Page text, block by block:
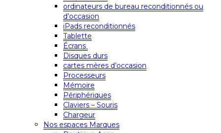
ordinateurs de bureau reconditionnés ou
d’occasion
iPads reconditionnés
Tablette
Écrans
Disques durs
cartes mères d’occasion
Processeurs
Mémoire
Périphériques
Claviers – Souris
Chargeur
Nos espaces Marques